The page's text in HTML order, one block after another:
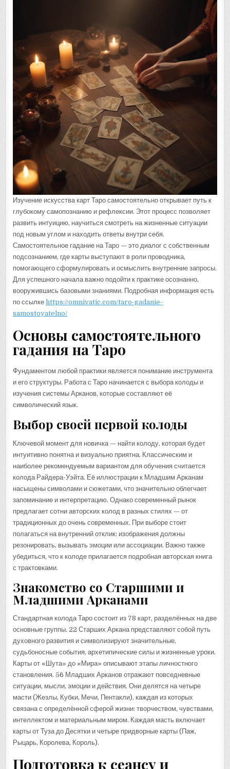
Изучение искусства карт Таро самостоятельно открывает путь к
глубокому самопознанию и рефлексии. Этот процесс позволяет
развить интуицию, научиться смотреть на жизненные ситуации
под новым углом и находить ответы внутри себя.
Самостоятельное гадание на Таро — это диалог с собственным
подсознанием, где карты выступают в роли проводника,
помогающего сформулировать и осмыслить внутренние запросы.
Для успешного начала важно подойти к практике осознанно,
вооружившись базовыми знаниями. Подробная информация есть
по ссылкеhttps://omnivatic.com/taro-gadanie-
samostoyatelno/
Основы самостоятельного
гадания на Таро
Фундаментом любой практики является понимание инструмента
и его структуры. Работа с Таро начинается с выбора колоды и
изучения системы Арканов, которые составляют её
символический язык.
Выбор своей первой колоды
Ключевой момент для новичка — найти колоду, которая будет
интуитивно понятна и визуально приятна. Классическим и
наиболее рекомендуемым вариантом для обучения считается
колода Райдера-Уэйта. Её иллюстрации к Младшим Арканам
насыщены символами и сюжетами, что значительно облегчает
запоминание и интерпретацию. Однако современный рынок
предлагает сотни авторских колод в разных стилях — от
традиционных до очень современных. При выборе стоит
полагаться на внутренний отклик: изображения должны
резонировать, вызывать эмоции или ассоциации. Важно также
убедиться, что к колоде прилагается подробная авторская книга
с трактовками.
Знакомство со Старшими и
Младшими Арканами
Стандартная колода Таро состоит из 78 карт, разделённых на две
основные группы. 22 Старших Аркана представляют собой путь
духовного развития и символизируют значительные,
судьбоносные события, архетипические силы и жизненные уроки.
Карты от «Шута» до «Мира» описывают этапы личностного
становления. 56 Младших Арканов отражают повседневные
ситуации, мысли, эмоции и действия. Они делятся на четыре
масти (Жезлы, Кубки, Мечи, Пентакли), каждая из которых
связана с определённой сферой жизни: творчеством, чувствами,
интеллектом и материальным миром. Каждая масть включает
карты от Туза до Десятки и четыре придворные карты (Паж,
Рыцарь, Королева, Король).
Подготовка к сеансу и